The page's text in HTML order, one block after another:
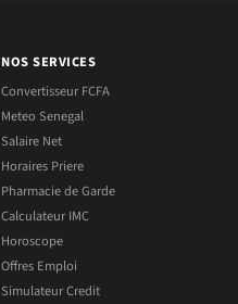
NOS SERVICES
Convertisseur FCFA
Meteo Senegal
Salaire Net
Horaires Priere
Pharmacie de Garde
Calculateur IMC
Horoscope
Offres Emploi
Simulateur Credit